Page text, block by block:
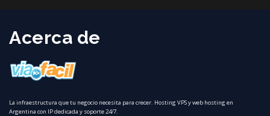
Acerca de
La infraestructura que tu negocio necesita para crecer. Hosting VPS y web hosting en
Argentina con IP dedicada y soporte 24/7.